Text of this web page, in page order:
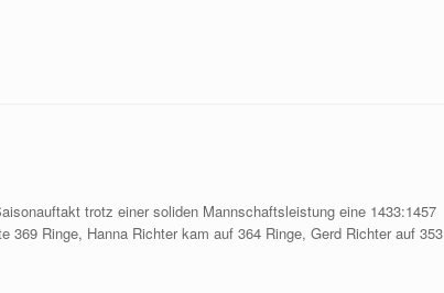
trotz einer soliden Mannschaftsleistung eine 1433:1457
369 Ringe, Hanna Richter kam auf 364 Ringe, Gerd Richter auf 353